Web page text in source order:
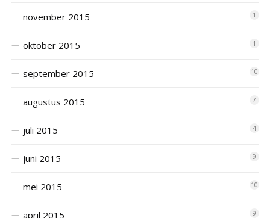
november 2015 1
oktober 2015 1
september 2015 10
augustus 2015 7
juli 2015 4
juni 2015 9
mei 2015 10
april 2015 9